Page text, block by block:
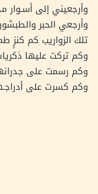
وأرجعيني إلى أسـوار
وأرجعي الحبر
تلك الزواريب كم كنزٍ
وكم تركت عليها
وكم رسمت على
وكم كسرت على